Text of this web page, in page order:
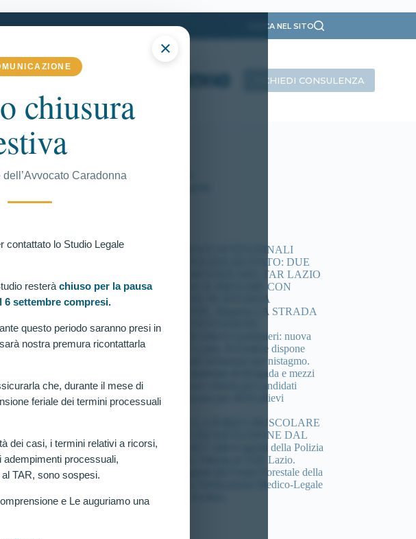
×
chiusura
Caradonna
contattato lo Studio Legale
resterà chiuso per la pausa
6 settembre compresi.
questo periodo saranno presi in
nostra premura ricontattarla
che, durante il mese di
feriale dei termini processuali
dei casi, i termini relativi a ricorsi,
adempimenti processuali,
TAR, sono sospesi.
e Le auguriamo una
CERCA NEL SITO
RICHIEDI CONSULENZA
Vittoria
per
635,
S
ACCERTAMENTI ATTITUDINALI
CONCORSI POLIZIA DI STATO: DUE
NUOVE ORDINANZE DEL TAR LAZIO
DISPONGONO IL RIESAME CON
COMMISSIONE IN DIVERSA
COMPOSIZIONE. Riaperta LA STRADA
DELLA CONTESTAZIONE.
Concorso 4.918 Allievi Carabinieri: nuova
vittoria al TAR Lazio. Il Giudice dispone
verificazione sull’esclusione per nistagmo.
Cheratocono, sindrome di Brugada e mezzi
di sintesi: 3 nuove vittorie per candidati
esclusi dal concorso per 4918 allievi
DEFICIT DELLA FORZA MUSCOLARE
(HANDGRIP) ED ESCLUSIONE DAL
Concorso per 4617 allievi agenti della Polizia
di Stato: Nuova Vittoria al TAR Lazio.
Concorso 46 agenti del Corpo Forestale della
sicilia: Ottenuta Verificazione Medico-Legale
per Candidato Escluso.